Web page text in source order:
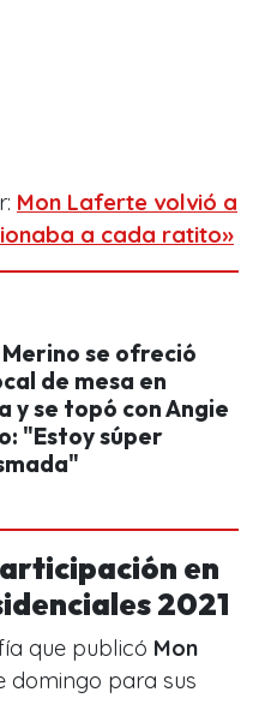
Mon Laferte volvió a
a cada ratito»
se ofreció
de mesa en
y se topó con Angie
"Estoy súper
en
2021
que publicó Mon
domingo para sus